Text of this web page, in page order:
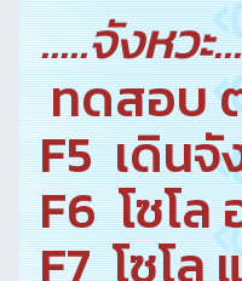
.....จังหวะ
ทดสอบ
F5 เดินจั
F6 โซโล
F7 โซโล